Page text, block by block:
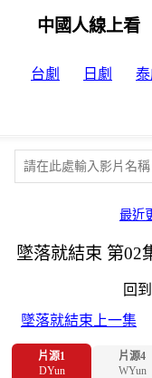
中國人線上看
台劇 日劇 泰
最近
墜落就結束 第02
回
墜落就結束上一集
片源1
DYun
片源4
WYun